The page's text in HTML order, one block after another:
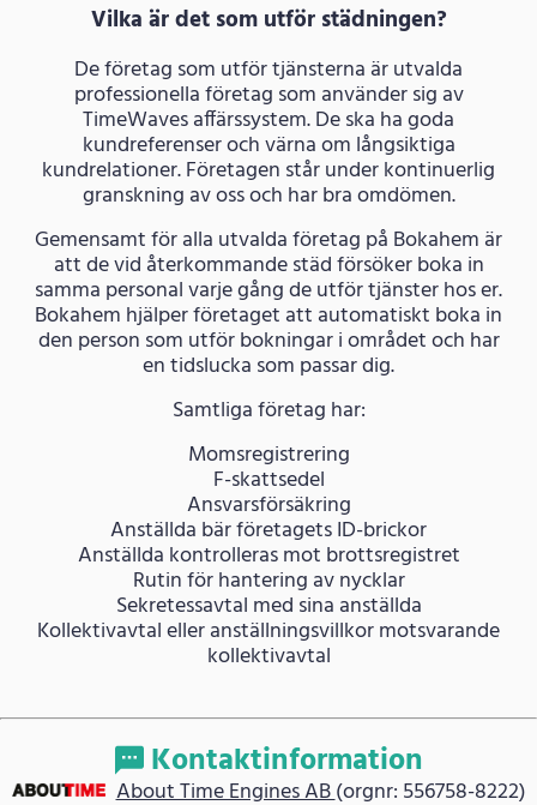
Vilka är det som utför städningen?
De företag som utför tjänsterna är utvalda
professionella företag som använder sig av
TimeWaves affärssystem. De ska ha goda
kundreferenser och värna om långsiktiga
kundrelationer. Företagen står under kontinuerlig
granskning av oss och har bra omdömen.
Gemensamt för alla utvalda företag på Bokahem är
att de vid återkommande städ försöker boka in
samma personal varje gång de utför tjänster hos er.
Bokahem hjälper företaget att automatiskt boka in
den person som utför bokningar i området och har
en tidslucka som passar dig.
Samtliga företag har:
Momsregistrering
F-skattsedel
Ansvarsförsäkring
Anställda bär företagets ID-brickor
Anställda kontrolleras mot brottsregistret
Rutin för hantering av nycklar
Sekretessavtal med sina anställda
Kollektivavtal eller anställningsvillkor motsvarande
kollektivavtal
Kontaktinformation
About Time Engines AB(orgnr: 556758-8222)